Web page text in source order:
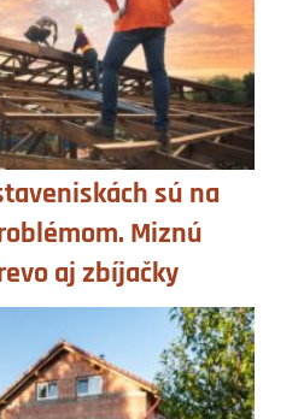
sú na
Miznú
aj zbíjačky